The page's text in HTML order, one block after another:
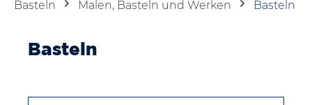
Basteln Malen, Basteln und Werken Basteln
Basteln